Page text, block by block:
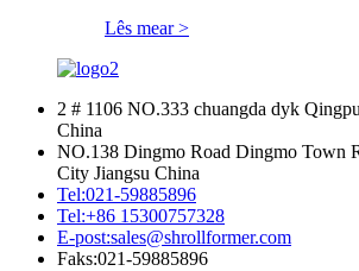
Lês mear >
2 # 1106 NO.333 chuangda dyk
China
NO.138 Dingmo Road Dingmo Town
City Jiangsu China
Tel:021-59885896
Tel:+86 15300757328
E-post:sales@shrollformer.com
Faks:021-59885896